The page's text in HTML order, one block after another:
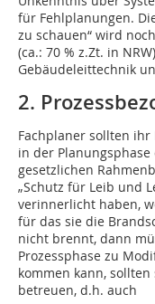
für Fehlplanungen.
zu schauen“ wird
(ca.: 70 % z.Zt. in
Gebäudeleittechnik
2.
Fachplaner sollten
in der
gesetzlichen
„Schutz für Leib und
verinnerlicht haben,
für das sie die
nicht brennt, dann
Prozessphase zu
kommen kann,
betreuen, d.h. auch